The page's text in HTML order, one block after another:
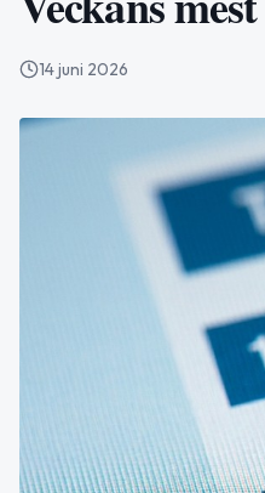
14 juni 2026